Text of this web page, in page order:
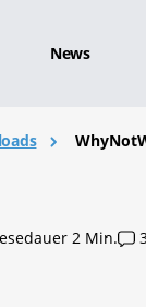
News
2 Min.